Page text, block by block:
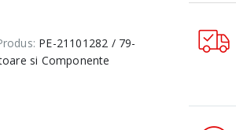
PE-21101282 / 79-
si Componente